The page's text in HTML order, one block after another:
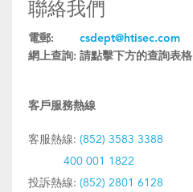
聯絡我們
電郵:
csdept@htisec.com
網上查詢: 請點擊下方的查詢表格
客戶服務熱線
客服熱線: (852) 3583 3388
400 001 1822
投訴熱線: (852) 2801 6128